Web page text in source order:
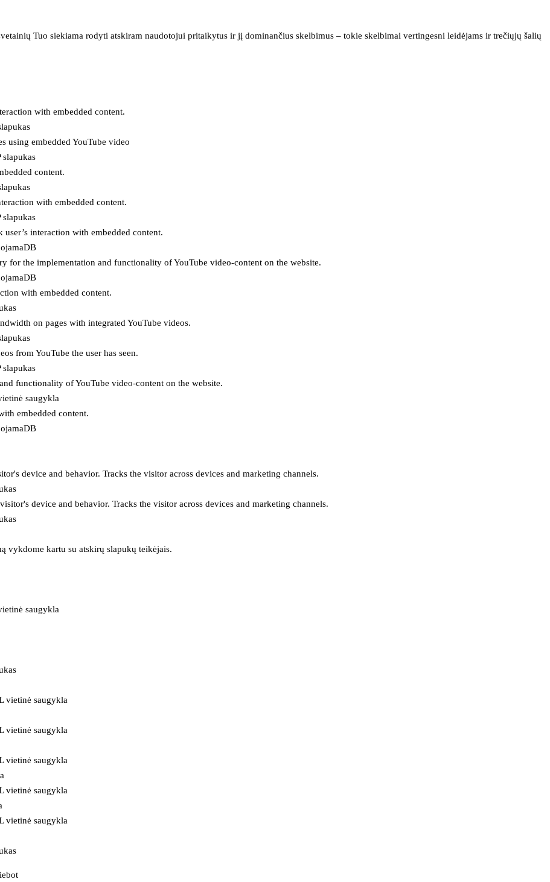
Tuo siekiama rodyti atskiram naudotojui pritaikytus ir jį dominančius skelbimus – tokie skelbimai vertingesni leidėjams ir trečiųjų šalių
with embedded content.
using embedded YouTube video
slapukas
content.
with embedded content.
slapukas
user’s interaction with embedded content.
for the implementation and functionality of YouTube video-content on the website.
with embedded content.
on pages with integrated YouTube videos.
from YouTube the user has seen.
slapukas
functionality of YouTube video-content on the website.
saugykla
embedded content.
device and behavior. Tracks the visitor across devices and marketing channels.
device and behavior. Tracks the visitor across devices and marketing channels.
vykdome kartu su atskirų slapukų teikėjais.
saugykla
vietinė saugykla
vietinė saugykla
vietinė saugykla
vietinė saugykla
vietinė saugykla